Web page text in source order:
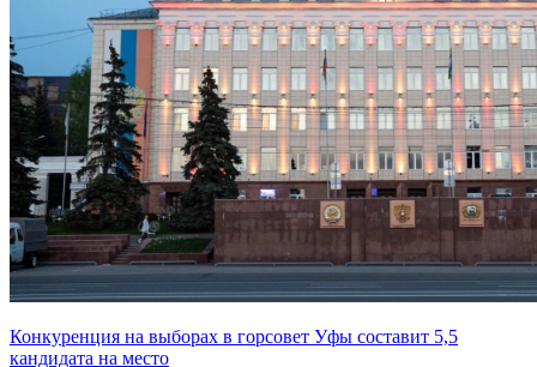
Конкуренция на выборах в горсовет Уфы составит 5,5
кандидата на место